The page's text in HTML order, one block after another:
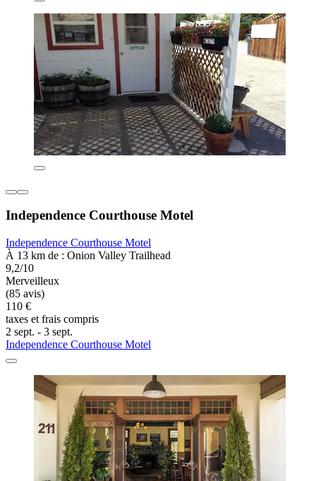
Independence Courthouse Motel
Independence Courthouse Motel
À 13 km de : Onion Valley Trailhead
9,2/10
Merveilleux
(85 avis)
110 €
taxes et frais compris
2 sept. - 3 sept.
Independence Courthouse Motel